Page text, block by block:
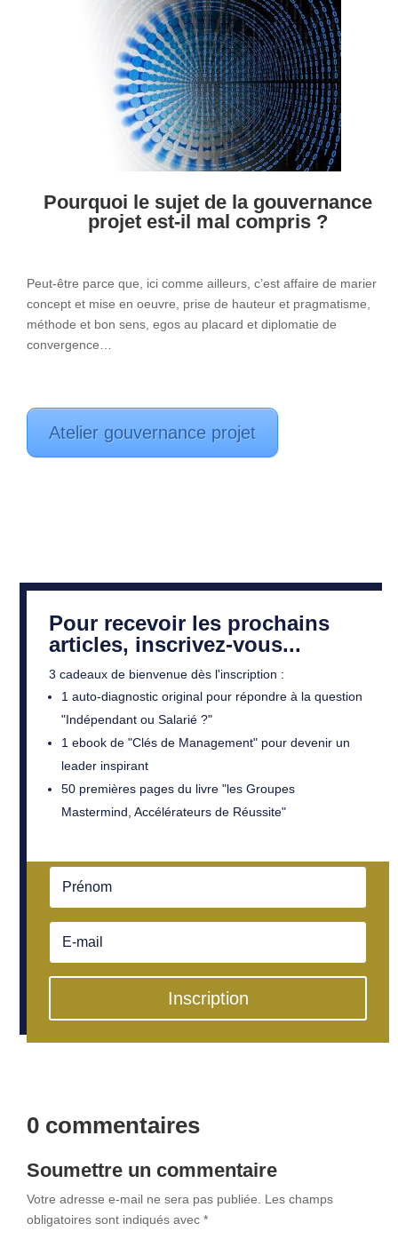
Pourquoi le sujet de la gouvernance
projet est-il mal compris ?
Peut-être parce que, ici comme ailleurs, c’est affaire de marier
concept et mise en oeuvre, prise de hauteur et pragmatisme,
méthode et bon sens, egos au placard et diplomatie de
convergence…
Atelier gouvernance projet
Pour recevoir les prochains
articles, inscrivez-vous...
3 cadeaux de bienvenue dès l'inscription :
1 auto-diagnostic original pour répondre à la question
"Indépendant ou Salarié ?"
1 ebook de "Clés de Management" pour devenir un
leader inspirant
50 premières pages du livre "les Groupes
Mastermind, Accélérateurs de Réussite"
Inscription
0 commentaires
Soumettre un commentaire
Votre adresse e-mail ne sera pas publiée.
Les champs
obligatoires sont indiqués avec *